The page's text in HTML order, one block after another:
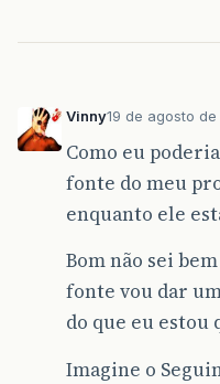
Vinny19 de agosto
Como eu
fonte do meu
enquanto ele
Bom não sei
fonte vou dar
do que eu estou
Imagine o